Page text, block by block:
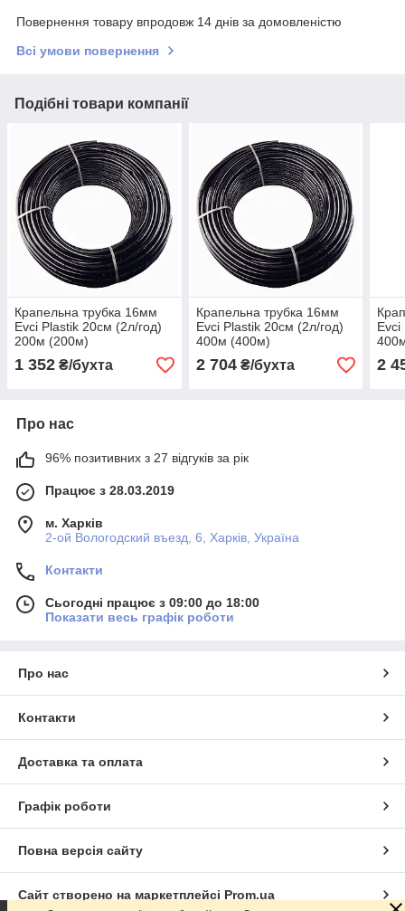
Повернення товару впродовж 14 днів за домовленістю
Всі умови повернення
Подібні товари компанії
Крапельна трубка 16мм
Evci Plastik 20см (2л/год)
200м (200м)
1 352 ₴/бухта
Крапельна трубка 16мм
Evci Plastik 20см (2л/год)
400м (400м)
2 704₴/бухта
Evci
2
Про нас
96% позитивних з 27 відгуків за рік
Працює з 28.03.2019
м. Харків
2-ой Вологодский въезд, 6, Харків, Україна
Контакти
Сьогодні працює з 09:00 до 18:00
Показати весь графік роботи
Про нас
Контакти
Доставка та оплата
Графік роботи
Повна версія сайту
Сайт створено на маркетплейсі Prom.ua